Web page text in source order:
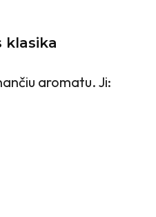
klasika
aromatu. Ji: